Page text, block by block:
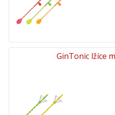
GinTonic lžíce